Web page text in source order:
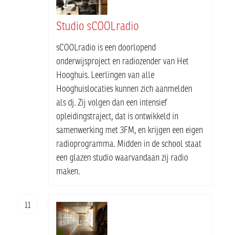
Studio sCOOLradio
sCOOLradio is een doorlopend
onderwijsproject en radiozender van Het
Hooghuis. Leerlingen van alle
Hooghuislocaties kunnen zich aanmelden
als dj. Zij volgen dan een intensief
opleidingstraject, dat is ontwikkeld in
samenwerking met 3FM, en krijgen een eigen
radioprogramma. Midden in de school staat
een glazen studio waarvandaan zij radio
maken.
11